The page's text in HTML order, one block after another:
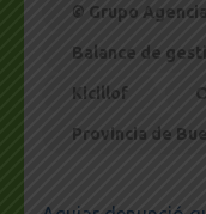
© Grupo
Balance de
Kicillof
Provincia de